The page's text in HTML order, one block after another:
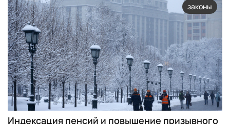
законы
Индексация пенсий и повышение призывного